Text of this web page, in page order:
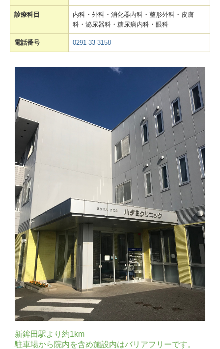
診療科目
内科・外科・消化器内科・整形外科・皮膚
科・泌尿器科・糖尿病内科・眼科
電話番号 0291-33-3158
新鉾田駅より約1km
駐車場から院内を含め施設内はバリアフリーです。